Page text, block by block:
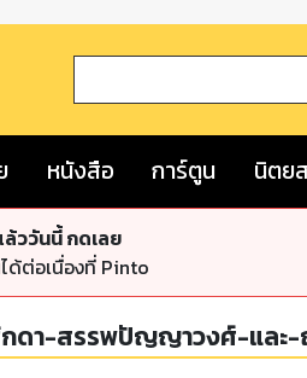
หนังสือ การ์ตูน นิตย
ววันนี้ กดเลย
ด้ต่อเนื่องที่ Pinto
ดา-สรรพปัญญาวงศ์-และ-